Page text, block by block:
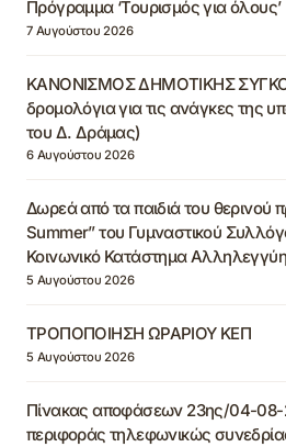
Πρόγραμμα ‘Τουρισμός για όλους’
7 Αυγούστου 2026
ΚΑΝΟΝΙΣΜΟΣ ΔΗΜΟΤΙΚΗΣ
δρομολόγια για τις ανάγκες της
του Δ. Δράμας)
6 Αυγούστου 2026
Δωρεά από τα παιδιά του θερινού
Summer” του Γυμναστικού
Κοινωνικό Κατάστημα
5 Αυγούστου 2026
ΤΡΟΠΟΠΟΙΗΣΗ ΩΡΑΡΙΟΥ ΚΕΠ
5 Αυγούστου 2026
Πίνακας αποφάσεων 23ης/04-08-
περιφοράς τηλεφωνικώς